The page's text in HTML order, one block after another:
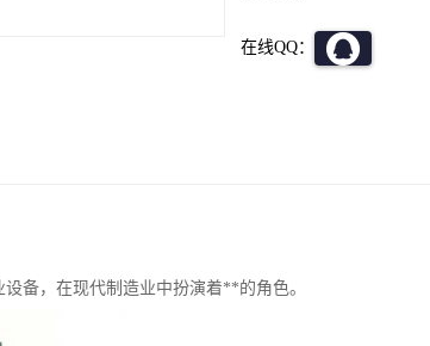
在线QQ：
备，在现代制造业中扮演着**的角色。